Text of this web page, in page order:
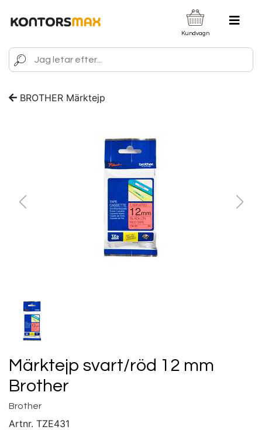
Kundvagn
BROTHER Märktejp
Märktejp svart/röd 12 mm
Brother
Brother
Artnr. TZE431